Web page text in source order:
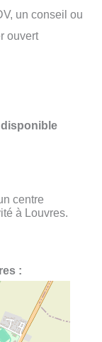
un conseil ou
ouvert
centre
à Louvres.
: